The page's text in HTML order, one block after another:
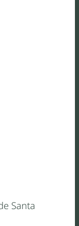
Santa